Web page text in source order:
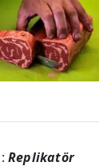
Replikatör